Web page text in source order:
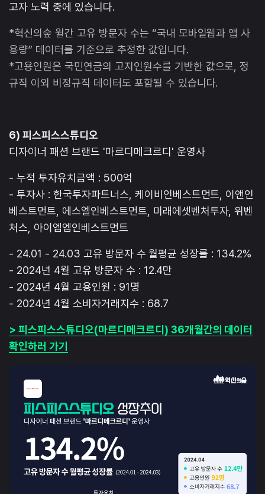
고자 노력 중에 있습니다.
*혁신의숲 월간 고유 방문자 수는 “국내 모바일웹과 앱 사
용량” 데이터를 기준으로 추정한 값입니다.
*고용인원은 국민연금의 고지인원수를 기반한 값으로, 정
규직 이외 비정규직 데이터도 포함될 수 있습니다.
6) 피스피스스튜디오
디자이너 패션 브랜드 '마르디메크르디' 운영사
- 누적 투자유치금액 : 500억
- 투자사 : 한국투자파트너스, 케이비인베스트먼트, 이앤인
베스트먼트, 에스엘인베스트먼트, 미래에셋벤처투자, 위벤
처스, 아이엠엠인베스트먼트
- 24.01 - 24.03 고유 방문자 수 월평균 성장률 : 134.2%
- 2024년 4월 고유 방문자 수 : 12.4만
- 2024년 4월 고용인원 : 91명
- 2024년 4월 소비자거래지수 : 68.7
> 피스피스스튜디오(마르디메크르디) 36개월간의 데이터
확인하러 가기